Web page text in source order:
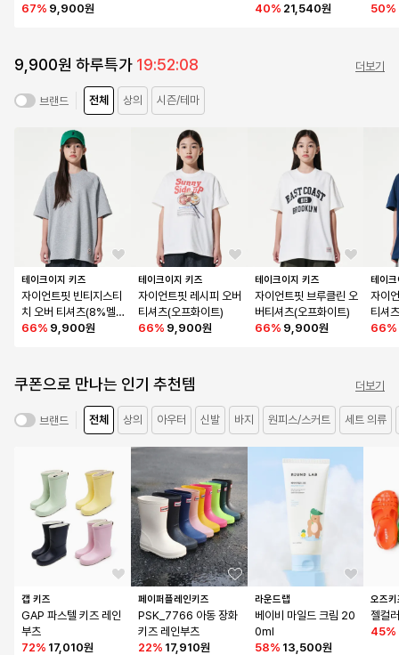
67% 9,900원
40% 21,540원
50%
9,900원 하루특가 19:52:08 더보기
브랜드 전체 상의 시즌/테마
테이크이지 키즈
자이언트핏 빈티지스티
치 오버 티셔츠(8%멜란
지 그레이)
66% 9,900원
테이크이지 키즈
자이언트핏 레시피 오버
티셔츠(오프화이트)
66% 9,900원
테이크이지 키즈
자이언트핏 브루클린 오
버티셔츠(오프화이트)
66% 9,900원
테이
자이
티셔
66%
쿠폰으로 만나는 인기 추천템 더보기
브랜드 전체 상의 아우터 신발 바지 원피스/스커트 세트 의류
갭 키즈
GAP 파스텔 키즈 레인
부츠
72% 17,010원
페이퍼플레인키즈
PSK_7766 아동 장화
키즈 레인부츠
22% 17,910원
라운드랩
베이비 마일드 크림 20
0ml
58% 13,500원
오즈
젤컬
45%